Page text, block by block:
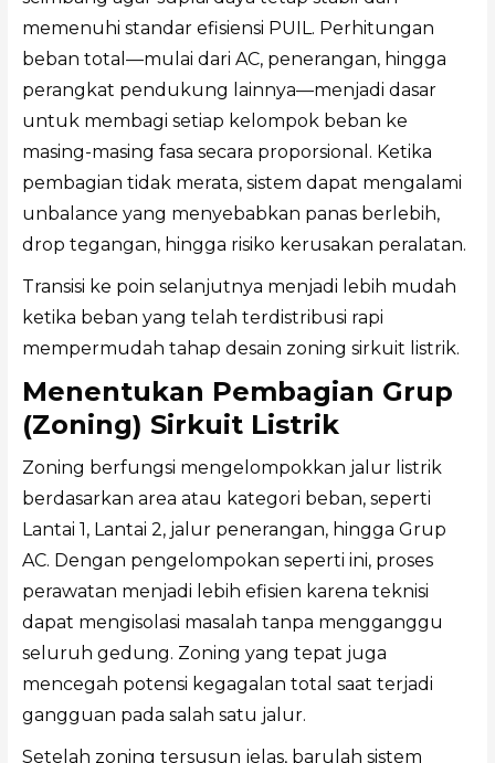
memenuhi standar efisiensi PUIL. Perhitungan
beban total—mulai dari AC, penerangan, hingga
perangkat pendukung lainnya—menjadi dasar
untuk membagi setiap kelompok beban ke
masing-masing fasa secara proporsional. Ketika
pembagian tidak merata, sistem dapat mengalami
unbalance yang menyebabkan panas berlebih,
drop tegangan, hingga risiko kerusakan peralatan.
Transisi ke poin selanjutnya menjadi lebih mudah
ketika beban yang telah terdistribusi rapi
mempermudah tahap desain zoning sirkuit listrik.
Menentukan Pembagian Grup
(Zoning) Sirkuit Listrik
Zoning berfungsi mengelompokkan jalur listrik
berdasarkan area atau kategori beban, seperti
Lantai 1, Lantai 2, jalur penerangan, hingga Grup
AC. Dengan pengelompokan seperti ini, proses
perawatan menjadi lebih efisien karena teknisi
dapat mengisolasi masalah tanpa mengganggu
seluruh gedung. Zoning yang tepat juga
mencegah potensi kegagalan total saat terjadi
gangguan pada salah satu jalur.
Setelah zoning tersusun jelas, barulah sistem